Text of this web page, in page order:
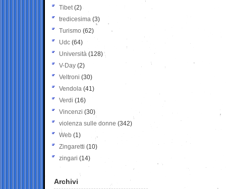
Tibet(2)
tredicesima (3)
Turismo (62)
Udc (64)
Università (128)
V-Day (2)
Veltroni (30)
Vendola (41)
Verdi (16)
Vincenzi (30)
violenza sulle donne (342)
Web (1)
Zingaretti (10)
zingari (14)
Archivi